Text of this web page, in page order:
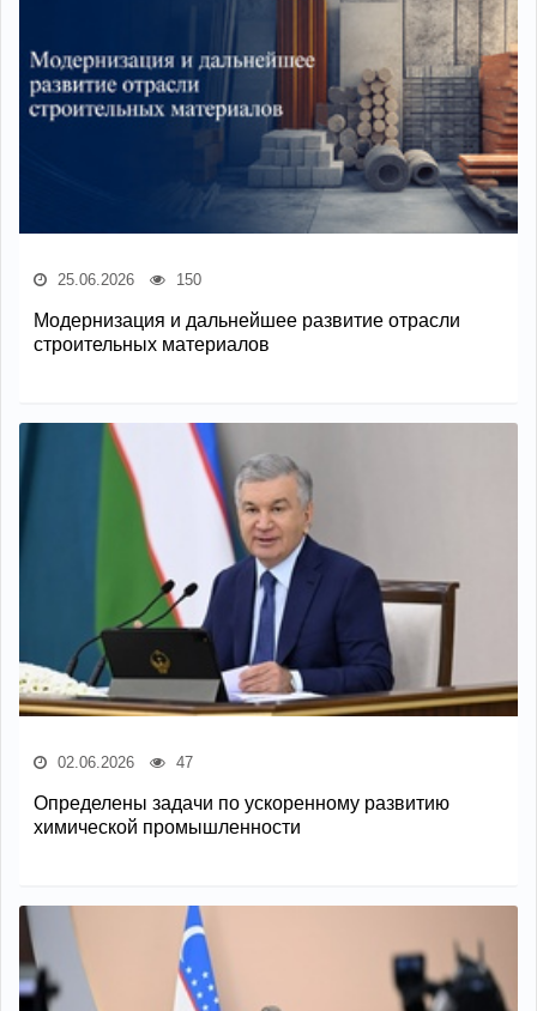
25.06.2026 150
Модернизация и дальнейшее развитие отрасли
строительных материалов
02.06.2026 47
Определены задачи по ускоренному развитию
химической промышленности